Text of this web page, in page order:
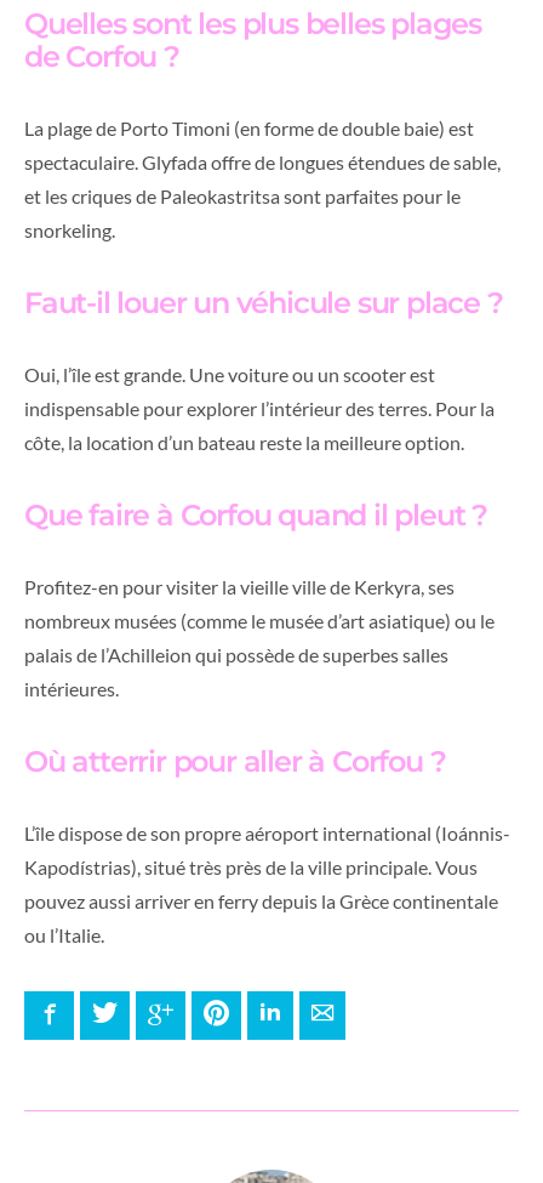
Quelles sont les plus belles plages
de Corfou ?
La plage de Porto Timoni (en forme de double baie) est
spectaculaire. Glyfada offre de longues étendues de sable,
et les criques de Paleokastritsa sont parfaites pour le
snorkeling.
Faut-il louer un véhicule sur place ?
Oui, l’île est grande. Une voiture ou un scooter est
indispensable pour explorer l’intérieur des terres. Pour la
côte, la location d’un bateau reste la meilleure option.
Que faire à Corfou quand il pleut ?
Profitez-en pour visiter la vieille ville de Kerkyra, ses
nombreux musées (comme le musée d’art asiatique) ou le
palais de l’Achilleion qui possède de superbes salles
intérieures.
Où atterrir pour aller à Corfou ?
L’île dispose de son propre aéroport international (Ioánnis-
Kapodístrias), situé très près de la ville principale. Vous
pouvez aussi arriver en ferry depuis la Grèce continentale
ou l’Italie.
FacebookTwitter Google+ PinterestLinkedInE-mail